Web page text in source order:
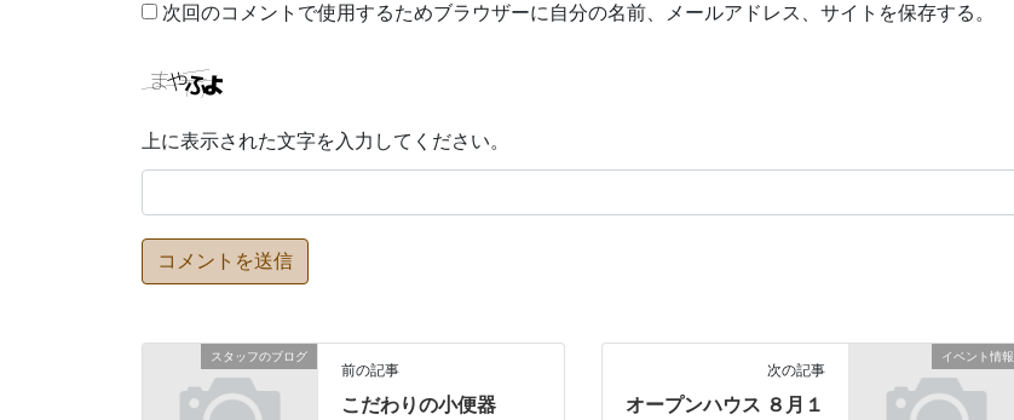
次回のコメントで使用するためブラウザーに自分の名前、メールアドレス、サイトを保存する。
上に表示された文字を入力してください。
スタッフのブログ
前の記事
こだわりの小便器
イベント情報
次の記事
オープンハウス ８月１